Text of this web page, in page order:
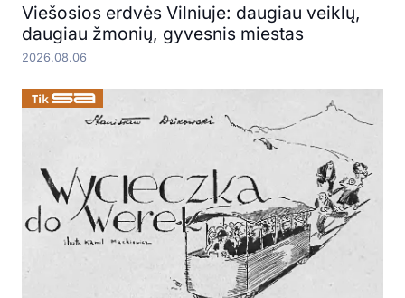
Viešosios erdvės Vilniuje: daugiau veiklų,
daugiau žmonių, gyvesnis miestas
2026.08.06